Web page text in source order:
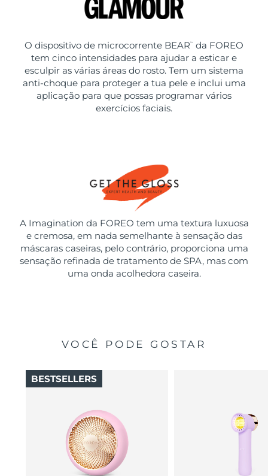
O dispositivo de microcorrente BEAR ™
da FOREO
tem cinco intensidades para ajudar a esticar e
esculpir as várias áreas do rosto. Tem um sistema
anti-choque para proteger a tua pele e inclui uma
aplicação para que possas programar vários
exercícios faciais.
A Imagination da FOREO tem uma textura luxuosa
e cremosa, em nada semelhante à sensação das
máscaras caseiras, pelo contrário, proporciona uma
sensação refinada de tratamento de SPA, mas com
uma onda acolhedora caseira.
VOCÊ PODE GOSTAR
BESTSELLERS